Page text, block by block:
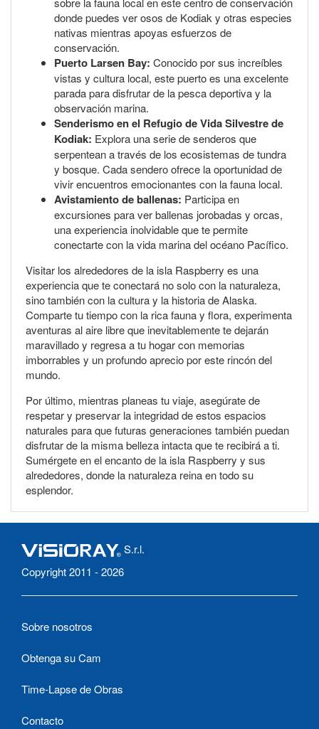
donde puedes ver osos de Kodiak y otras especies
nativas mientras apoyas esfuerzos de
conservación.
Puerto Larsen Bay: Conocido por sus increíbles
vistas y cultura local, este puerto es una excelente
parada para disfrutar de la pesca deportiva y la
observación marina.
Senderismo en el Refugio de Vida Silvestre de
Kodiak: Explora una serie de senderos que
serpentean a través de los ecosistemas de tundra
y bosque. Cada sendero ofrece la oportunidad de
vivir encuentros emocionantes con la fauna local.
Avistamiento de ballenas: Participa en
excursiones para ver ballenas jorobadas y orcas,
una experiencia inolvidable que te permite
conectarte con la vida marina del océano Pacífico.
Visitar los alrededores de la isla Raspberry es una
experiencia que te conectará no solo con la naturaleza,
sino también con la cultura y la historia de Alaska.
Comparte tu tiempo con la rica fauna y flora, experimenta
aventuras al aire libre que inevitablemente te dejarán
maravillado y regresa a tu hogar con memorias
imborrables y un profundo aprecio por este rincón del
mundo.
Por último, mientras planeas tu viaje, asegúrate de
respetar y preservar la integridad de estos espacios
naturales para que futuras generaciones también puedan
disfrutar de la misma belleza intacta que te recibirá a ti.
Sumérgete en el encanto de la isla Raspberry y sus
alrededores, donde la naturaleza reina en todo su
esplendor.
S.r.l.
Copyright 2011 - 2026
Sobre nosotros
Obtenga su Cam
Time-Lapse de Obras
Contacto